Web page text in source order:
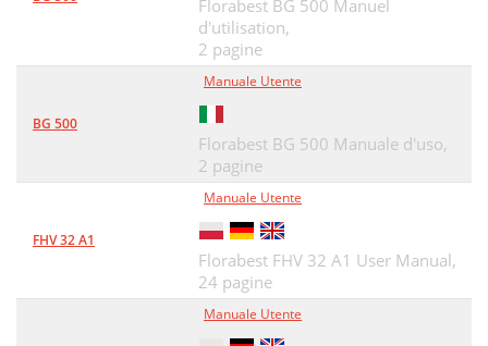
Florabest BG 500 Manuel
d'utilisation,
2 pagine
BG 500
Manuale Utente
Florabest BG 500 Manuale d'uso,
2 pagine
FHV 32 A1
Manuale Utente
Florabest FHV 32 A1 User Manual,
24 pagine
Manuale Utente